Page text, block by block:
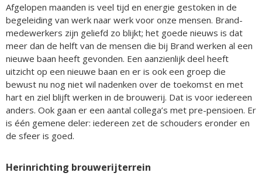
Afgelopen maanden is veel tijd en energie gestoken in de
begeleiding van werk naar werk voor onze mensen. Brand-
medewerkers zijn geliefd zo blijkt; het goede nieuws is dat
meer dan de helft van de mensen die bij Brand werken al een
nieuwe baan heeft gevonden. Een aanzienlijk deel heeft
uitzicht op een nieuwe baan en er is ook een groep die
bewust nu nog niet wil nadenken over de toekomst en met
hart en ziel blijft werken in de brouwerij. Dat is voor iedereen
anders. Ook gaan er een aantal collega’s met pre-pensioen. Er
is één gemene deler: iedereen zet de schouders eronder en
de sfeer is goed.
Herinrichting brouwerijterrein